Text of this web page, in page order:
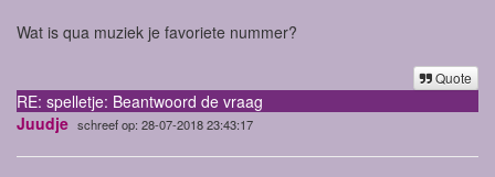
Wat is qua muziek je favoriete nummer?
Quote
RE: spelletje: Beantwoord de vraag
Juudje schreef op: 28-07-2018 23:43:17